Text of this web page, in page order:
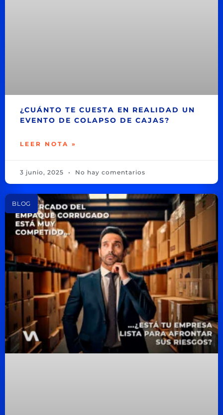
¿CUÁNTO TE CUESTA EN REALIDAD UN
EVENTO DE COLAPSO DE CAJAS?
LEER NOTA »
3 junio, 2025 No hay comentarios
BLOG